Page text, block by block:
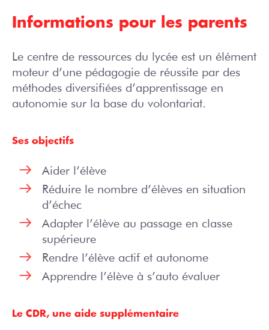
Informations pour les parents
Le centre de ressources du lycée est un élément
moteur d’une pédagogie de réussite par des
méthodes diversifiées d’apprentissage en
autonomie sur la base du volontariat.
Ses objectifs
Aider l’élève
Réduire le nombre d’élèves en situation
d’échec
Adapter l’élève au passage en classe
supérieure
Rendre l’élève actif et autonome
Apprendre l’élève à s’auto évaluer
Le CDR, une aide supplémentaire